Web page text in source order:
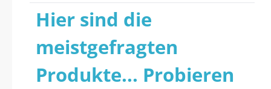
Hier sind die
meistgefragten
Produkte... Probieren